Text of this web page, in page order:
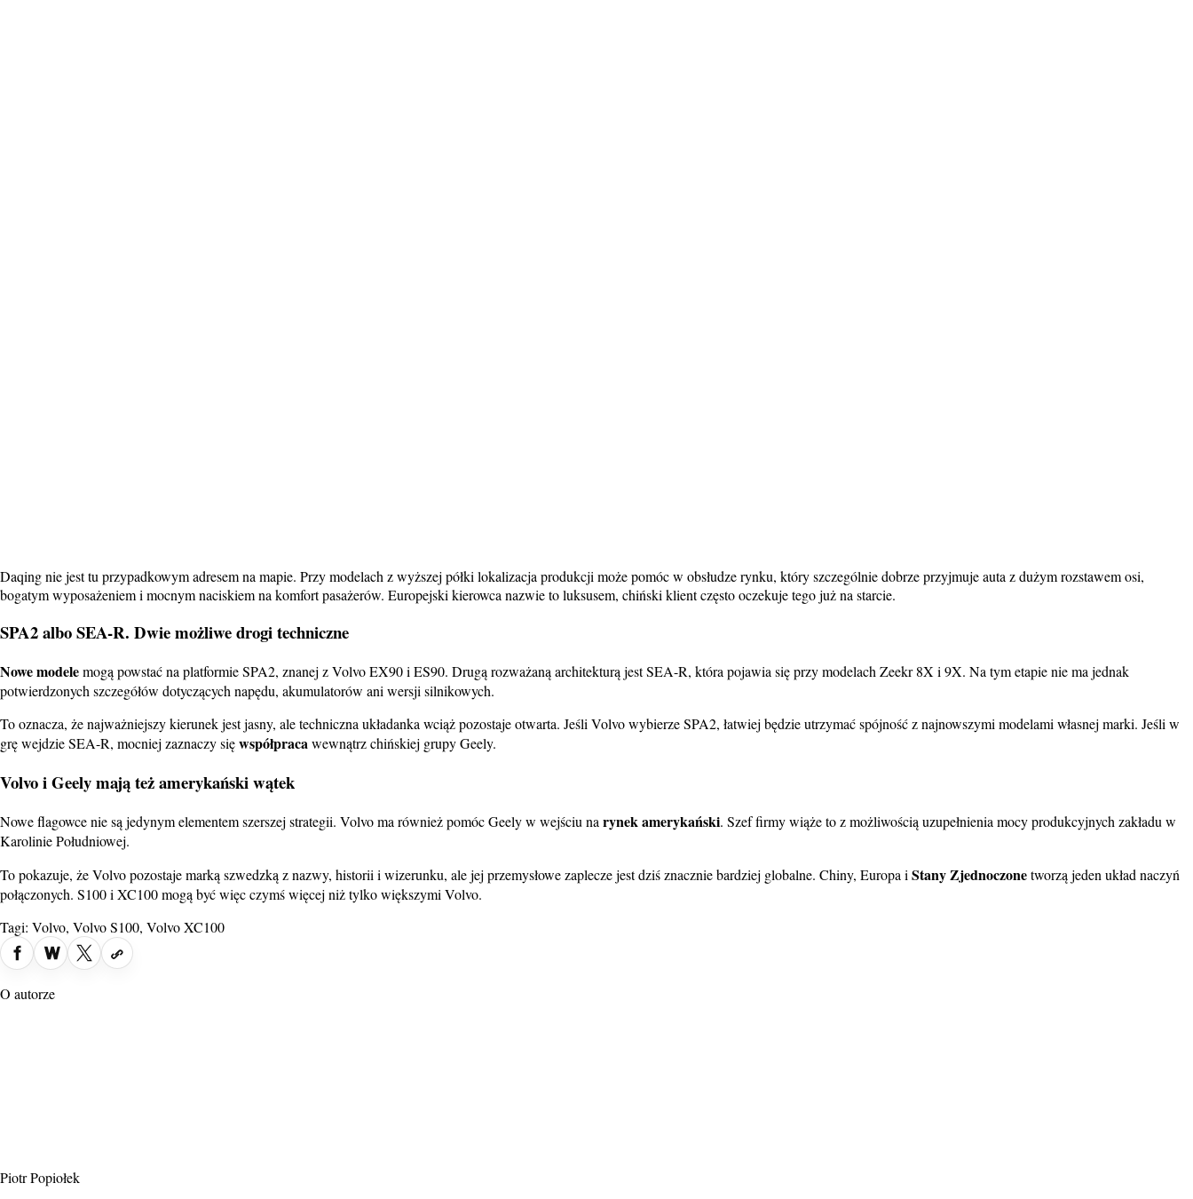
Daqing nie jest tu przypadkowym adresem na mapie. Przy modelach z wyższej półki lokalizacja produkcji może pomóc w obsłudze rynku, który szczególnie dobrze przyjmuje auta z dużym rozstawem osi,
bogatym wyposażeniem i mocnym naciskiem na komfort pasażerów. Europejski kierowca nazwie to luksusem, chiński klient często oczekuje tego już na starcie.
SPA2 albo SEA-R. Dwie możliwe drogi techniczne
Nowe modelemogą powstać na platformie SPA2, znanej z Volvo EX90 i ES90. Drugą rozważaną architekturą jest SEA-R, która pojawia się przy modelach Zeekr 8X i 9X. Na tym etapie nie ma jednak
potwierdzonych szczegółów dotyczących napędu, akumulatorów ani wersji silnikowych.
To oznacza, że najważniejszy kierunek jest jasny, ale techniczna układanka wciąż pozostaje otwarta. Jeśli Volvo wybierze SPA2, łatwiej będzie utrzymać spójność z najnowszymi modelami własnej marki. Jeśli w
grę wejdzie SEA-R, mocniej zaznaczy sięwspółpracawewnątrz chińskiej grupy Geely.
Volvo i Geely mają też amerykański wątek
Nowe flagowce nie są jedynym elementem szerszej strategii. Volvo ma również pomóc Geely w wejściu na rynek amerykański. Szef firmy wiąże to z możliwością uzupełnienia mocy produkcyjnych zakładu w
Karolinie Południowej.
To pokazuje, że Volvo pozostaje marką szwedzką z nazwy, historii i wizerunku, ale jej przemysłowe zaplecze jest dziś znacznie bardziej globalne. Chiny, Europa i Stany Zjednoczonetworzą jeden układ naczyń
połączonych. S100 i XC100 mogą być więc czymś więcej niż tylko większymi Volvo.
Tagi: Volvo, Volvo S100, Volvo XC100
O autorze
Piotr Popiołek